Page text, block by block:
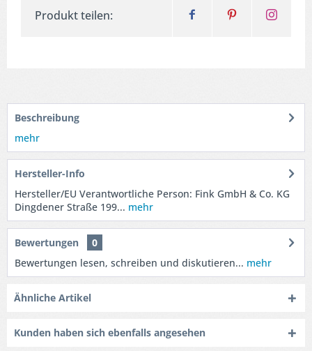
Produkt teilen:
Beschreibung
mehr
Hersteller-Info
Hersteller/EU Verantwortliche Person: Fink GmbH & Co. KG
Dingdener Straße 199... mehr
Bewertungen
0
Bewertungen lesen, schreiben und diskutieren... mehr
Ähnliche Artikel
Kunden haben sich ebenfalls angesehen